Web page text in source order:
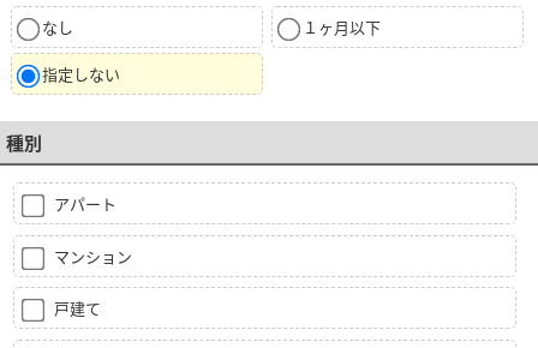
なし １ヶ月以下
指定しない
種別
アパート
マンション
戸建て